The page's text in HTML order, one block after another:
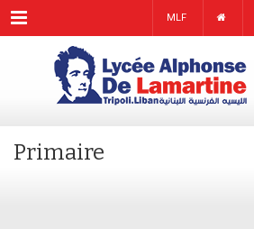
Menu MLF
Primaire